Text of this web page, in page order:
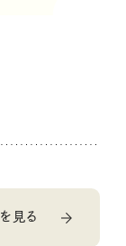
見る